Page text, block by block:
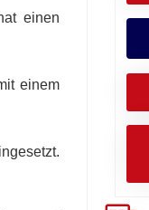
einen
einem